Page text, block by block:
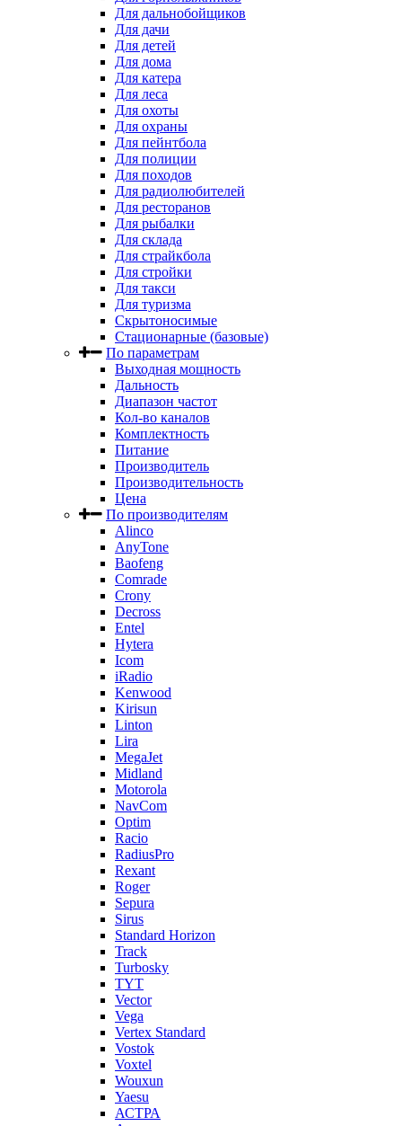
Для дальнобойщиков
Для дачи
Для детей
Для дома
Для катера
Для леса
Для охоты
Для охраны
Для пейнтбола
Для полиции
Для походов
Для радиолюбителей
Для ресторанов
Для рыбалки
Для склада
Для страйкбола
Для стройки
Для такси
Для туризма
Скрытоносимые
Стационарные (базовые)
По параметрам
Выходная мощность
Дальность
Диапазон частот
Кол-во каналов
Комплектность
Питание
Производитель
Производительность
Цена
По производителям
Alinco
AnyTone
Baofeng
Comrade
Crony
Decross
Entel
Hytera
Icom
iRadio
Kenwood
Kirisun
Linton
Lira
MegaJet
Midland
Motorola
NavCom
Optim
Racio
RadiusPro
Rexant
Roger
Sepura
Sirus
Standard Horizon
Track
Turbosky
TYT
Vector
Vega
Vertex Standard
Vostok
Voxtel
Wouxun
Yaesu
АСТРА